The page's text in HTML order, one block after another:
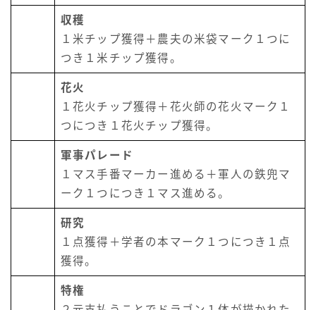
収穫
１米チップ獲得＋農夫の米袋マーク１つに
つき１米チップ獲得。
花火
１花火チップ獲得＋花火師の花火マーク１
つにつき１花火チップ獲得。
軍事パレード
１マス手番マーカー進める＋軍人の鉄兜マ
ーク１つにつき１マス進める。
研究
１点獲得＋学者の本マーク１つにつき１点
獲得。
特権